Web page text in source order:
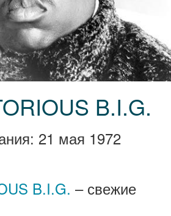
B.I.G.
21 мая 1972
B.I.G. – свежие